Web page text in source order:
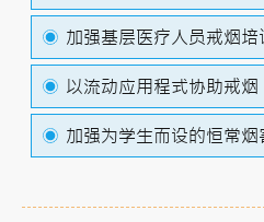
加强基层医疗人员戒烟培
以流动应用程式协助戒烟
加强为学生而设的恒常烟